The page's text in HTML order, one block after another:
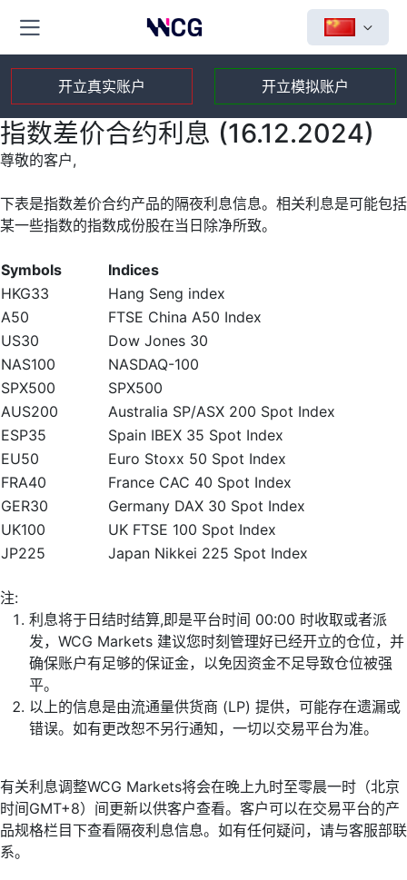
开立真实账户 开立模拟账户
指数差价合约利息 (16.12.2024)
尊敬的客户,
下表是指数差价合约产品的隔夜利息信息。相关利息是可能包括
某一些指数的指数成份股在当日除净所致。
Symbols
Indices
HKG33
Hang Seng index
A50
FTSE China A50 Index
US30
Dow Jones 30
NAS100
NASDAQ-100
SPX500
SPX500
AUS200
Australia SP/ASX 200 Spot Index
ESP35
Spain IBEX 35 Spot Index
EU50
Euro Stoxx 50 Spot Index
FRA40
France CAC 40 Spot Index
GER30
Germany DAX 30 Spot Index
UK100
UK FTSE 100 Spot Index
JP225
Japan Nikkei 225 Spot Index
注:
利息将于日结时结算,即是平台时间 00:00 时收取或者派
发，WCG Markets 建议您时刻管理好已经开立的仓位，并
确保账户有足够的保证金，以免因资金不足导致仓位被强
平。
以上的信息是由流通量供货商 (LP) 提供，可能存在遗漏或
错误。如有更改恕不另行通知，一切以交易平台为准。
有关利息调整WCG Markets将会在晚上九时至零晨一时（北京
时间GMT+8）间更新以供客户查看。客户可以在交易平台的产
品规格栏目下查看隔夜利息信息。如有任何疑问，请与客服部联
系。